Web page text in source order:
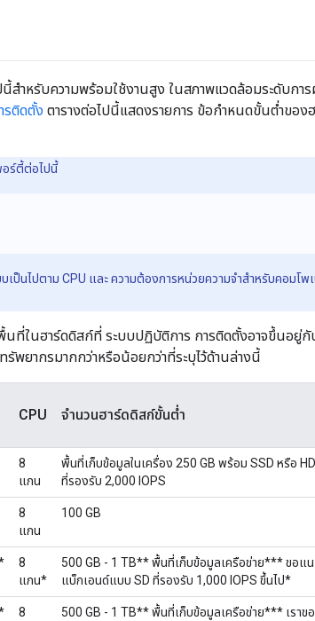
หรับความพร้อมใช้งานสูง ในสภาพแวดล้อมระดับกา
รติดตั้ง ตารางต่อไปนี้แสดงรายการ ข้อกำหนดขั้นต่ำของ
อร์ตี้ต่อไปนี้
นไปตาม CPU และ ความต้องการหน่วยความจำสำหรับคอมโพ
นที่ในฮาร์ดดิสก์ที่ ระบบปฏิบัติการ การติดตั้งอาจขึ้นอยู่กั
พยากรมากกว่าหรือน้อยกว่าที่ระบุไว้ด้านล่างนี้
CPU จำนวนฮาร์ดดิสก์ขั้นต่ำ
8
แกน
พื้นที่เก็บข้อมูลในเครื่อง 250 GB พร้อม SSD หรือ
ที่รองรับ 2,000 IOPS
8
แกน
100 GB
8
แกน*
500 GB - 1 TB** พื้นที่เก็บข้อมูลเครือข่าย*** ขอแนะ
แบ็กเอนด์แบบ SD ที่รองรับ 1,000 IOPS ขึ้นไป*
8
500 GB - 1 TB** พื้นที่เก็บข้อมูลเครือข่าย*** เราขอ